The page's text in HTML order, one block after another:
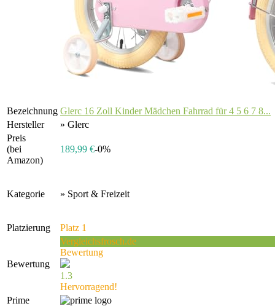
Bezeichnung Glerc 16 Zoll Kinder Mädchen Fahrrad für 4 5 6 7 8...
Hersteller
» Glerc
Preis
(bei
Amazon)
189,99 €-0%
Kategorie » Sport & Freizeit
Platzierung Platz 1
Bewertung
Vergleichsfrosch.de
Bewertung
1.3
Hervorragend!
Prime